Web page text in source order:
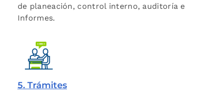
de planeación, control interno, auditoría e
Informes.
5. Trámites